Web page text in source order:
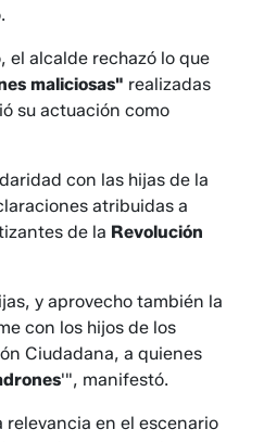
el alcalde rechazó lo que
maliciosas" realizadas
su actuación como
con las hijas de la
atribuidas a
de la Revolución
y aprovecho también la
con los hijos de los
Ciudadana, a quienes
'", manifestó.
en el escenario